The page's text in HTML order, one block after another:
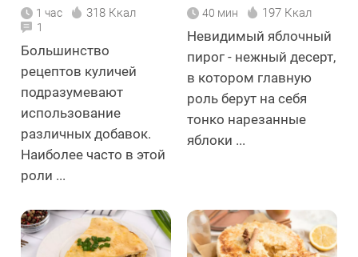
1 час 318 Ккал
1
Большинство
рецептов куличей
подразумевают
использование
различных добавок.
Наиболее часто в этой
роли ...
40 мин 197 Ккал
Невидимый яблочный
пирог - нежный десерт,
в котором главную
роль берут на себя
тонко нарезанные
яблоки ...